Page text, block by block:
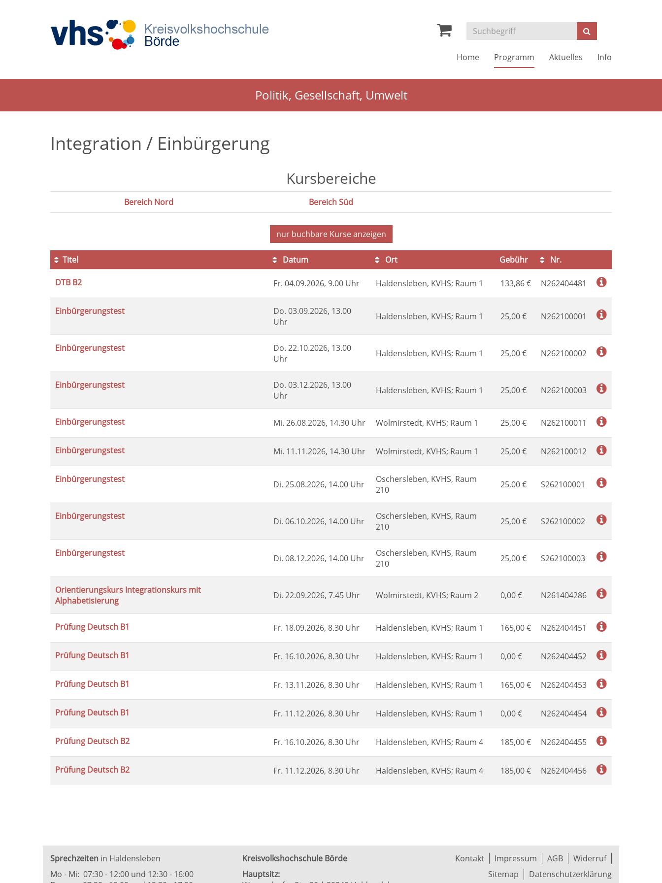
Kurse
suchen
Suchen
Home Programm Aktuelles Info
Politik, Gesellschaft, Umwelt
Integration / Einbürgerung
Kursbereiche
Bereich Nord Bereich Süd
nur buchbareKurse anzeigen
Tabellenüberschriften
können
sortiert
werden.
Titel Datum Ort Gebühr
Nr.
Kursstatus
DTB B2
Fr. 04.09.2026, 9.00 Uhr Haldensleben, KVHS; Raum 1 133,86€ N262404481
Einbürgerungstest Do. 03.09.2026, 13.00
Uhr
Haldensleben, KVHS; Raum 1 25,00€ N262100001
Einbürgerungstest Do. 22.10.2026, 13.00
Uhr
Haldensleben, KVHS; Raum 1 25,00€ N262100002
Einbürgerungstest Do. 03.12.2026, 13.00
Uhr
Haldensleben, KVHS; Raum 1 25,00€ N262100003
Einbürgerungstest Mi. 26.08.2026, 14.30 Uhr Wolmirstedt, KVHS; Raum 1 25,00€ N262100011
Einbürgerungstest Mi. 11.11.2026, 14.30 Uhr Wolmirstedt, KVHS; Raum 1 25,00€ N262100012
Einbürgerungstest Di. 25.08.2026, 14.00 Uhr
Oschersleben, KVHS, Raum
210
25,00€ S262100001
Einbürgerungstest Di. 06.10.2026, 14.00 Uhr
Oschersleben, KVHS, Raum
210
25,00€ S262100002
Einbürgerungstest Di. 08.12.2026, 14.00 Uhr
Oschersleben, KVHS, Raum
210
25,00€ S262100003
Orientierungskurs Integrationskurs mit
Alphabetisierung
Di. 22.09.2026, 7.45 Uhr Wolmirstedt, KVHS; Raum 2 0,00€ N261404286
Prüfung Deutsch B1 Fr. 18.09.2026, 8.30 Uhr Haldensleben, KVHS; Raum 1 165,00€ N262404451
Prüfung Deutsch B1 Fr. 16.10.2026, 8.30 Uhr Haldensleben, KVHS; Raum 1 0,00€ N262404452
Prüfung Deutsch B1 Fr. 13.11.2026, 8.30 Uhr Haldensleben, KVHS; Raum 1 165,00€ N262404453
Prüfung Deutsch B1 Fr. 11.12.2026, 8.30 Uhr Haldensleben, KVHS; Raum 1 0,00€ N262404454
Prüfung Deutsch B2 Fr. 16.10.2026, 8.30 Uhr Haldensleben, KVHS; Raum 4 185,00€ N262404455
Prüfung Deutsch B2 Fr. 11.12.2026, 8.30 Uhr Haldensleben, KVHS; Raum 4 185,00€ N262404456
Sprechzeiten in Haldensleben
Mo - Mi: 07:30 - 12:00 und 12:30 - 16:00
Kreisvolkshochschule Börde
Hauptsitz:
Kontakt Impressum AGB
Widerruf
Sitemap
Datenschutzerklärung